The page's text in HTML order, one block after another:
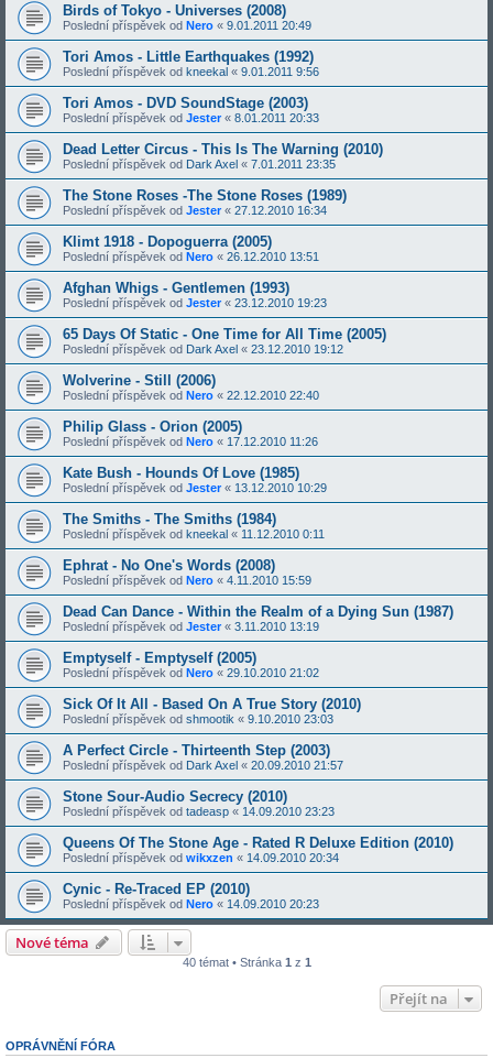
Birds of Tokyo - Universes (2008)
Poslední příspěvek od Nero « 9.01.2011 20:49
Tori Amos - Little Earthquakes (1992)
Poslední příspěvek od kneekal « 9.01.2011 9:56
Tori Amos - DVD SoundStage (2003)
Poslední příspěvek od Jester« 8.01.2011 20:33
Dead Letter Circus - This Is The Warning (2010)
Poslední příspěvek od Dark Axel « 7.01.2011 23:35
The Stone Roses -The Stone Roses (1989)
Poslední příspěvek od Jester« 27.12.2010 16:34
Klimt 1918 - Dopoguerra (2005)
Poslední příspěvek od Nero « 26.12.2010 13:51
Afghan Whigs - Gentlemen (1993)
Poslední příspěvek od Jester« 23.12.2010 19:23
65 Days Of Static - One Time for All Time (2005)
Poslední příspěvek od Dark Axel « 23.12.2010 19:12
Wolverine - Still (2006)
Poslední příspěvek od Nero « 22.12.2010 22:40
Philip Glass - Orion (2005)
Poslední příspěvek od Nero « 17.12.2010 11:26
Kate Bush - Hounds Of Love (1985)
Poslední příspěvek od Jester« 13.12.2010 10:29
The Smiths - The Smiths (1984)
Poslední příspěvek od kneekal « 11.12.2010 0:11
Ephrat - No One's Words (2008)
Poslední příspěvek od Nero « 4.11.2010 15:59
Dead Can Dance - Within the Realm of a Dying Sun (1987)
Poslední příspěvek od Jester« 3.11.2010 13:19
Emptyself - Emptyself (2005)
Poslední příspěvek od Nero « 29.10.2010 21:02
Sick Of It All - Based On A True Story (2010)
Poslední příspěvek od shmootik « 9.10.2010 23:03
A Perfect Circle - Thirteenth Step (2003)
Poslední příspěvek od Dark Axel « 20.09.2010 21:57
Stone Sour-Audio Secrecy (2010)
Poslední příspěvek od tadeasp « 14.09.2010 23:23
Queens Of The Stone Age - Rated R Deluxe Edition (2010)
Poslední příspěvek od wikxzen « 14.09.2010 20:34
Cynic - Re-Traced EP (2010)
Poslední příspěvek od Nero « 14.09.2010 20:23
Nové téma
40 témat • Stránka 1 z 1
Přejít na
OPRÁVNĚNÍ FÓRA